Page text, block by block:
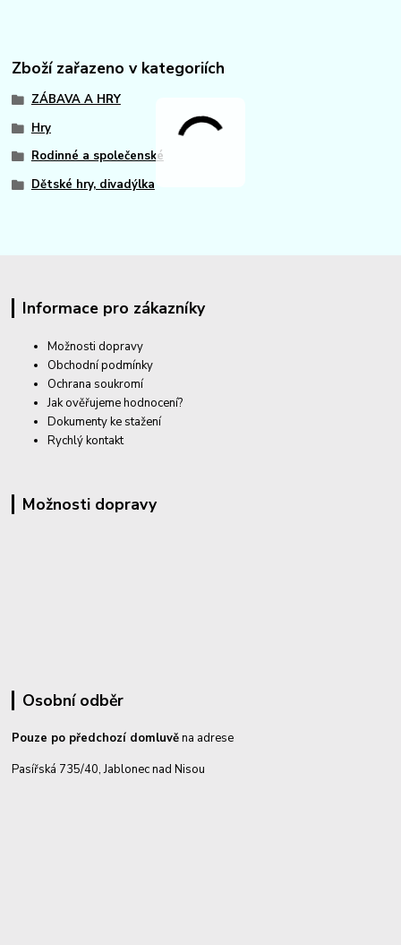
Zboží zařazeno v kategoriích
ZÁBAVA A HRY
Hry
Rodinné a společenské
Dětské hry, divadýlka
Informace pro zákazníky
Možnosti dopravy
Obchodní podmínky
Ochrana soukromí
Jak ověřujeme hodnocení?
Dokumenty ke stažení
Rychlý kontakt
Možnosti dopravy
Osobní odběr
Pouze po předchozí domluvěna adrese
Pasířská 735/40, Jablonec nad Nisou